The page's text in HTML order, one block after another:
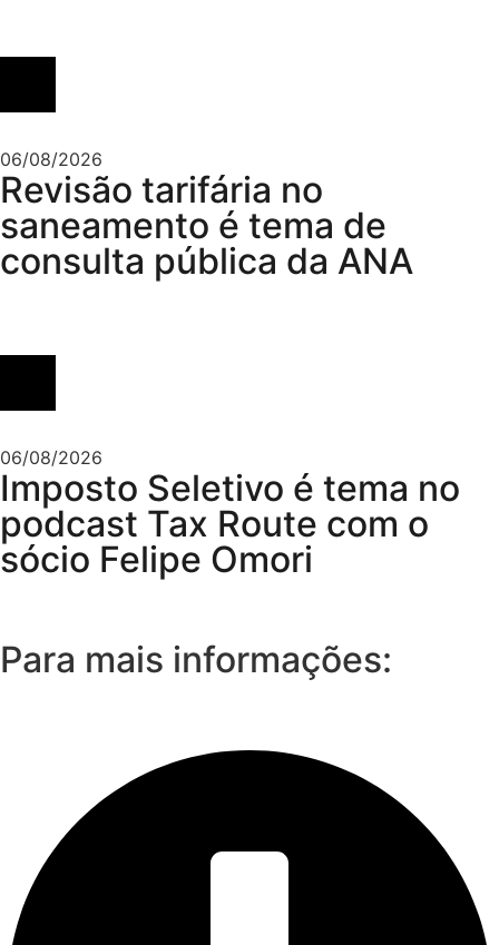
06/08/2026
Revisão tarifária no
saneamento é tema de
consulta pública da ANA
06/08/2026
Imposto Seletivo é tema no
podcast Tax Route com o
sócio Felipe Omori
Para mais informações: